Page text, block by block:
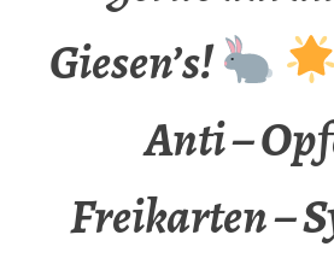
Giesen’s!
Anti –
Freikarten –